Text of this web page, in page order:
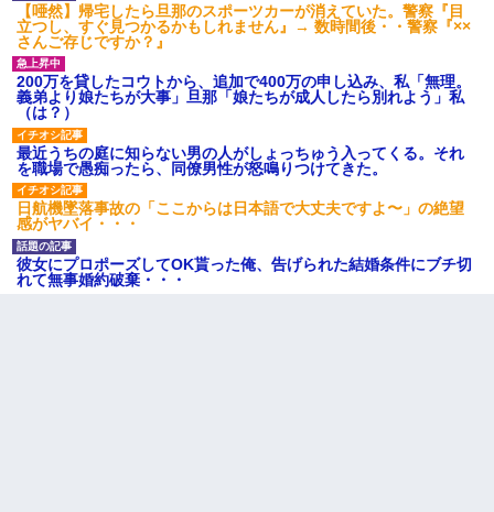
【唖然】帰宅したら旦那のスポーツカーが消えていた。警察『目
立つし、すぐ見つかるかもしれません』→ 数時間後・・警察『××
さんご存じですか？』
200万を貸したコウトから、追加で400万の申し込み、私「無理。
義弟より娘たちが大事」旦那「娘たちが成人したら別れよう」私
（は？）
最近うちの庭に知らない男の人がしょっちゅう入ってくる。それ
を職場で愚痴ったら、同僚男性が怒鳴りつけてきた。
日航機墜落事故の「ここからは日本語で大丈夫ですよ〜」の絶望
感がヤバイ・・・
彼女にプロポーズしてOK貰った俺、告げられた結婚条件にブチ切
れて無事婚約破棄・・・